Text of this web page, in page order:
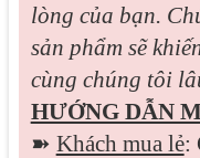
lòng của bạn.
sản phẩm sẽ
cùng chúng tôi
HƯỚNG DẪN
➽ Khách mua lẻ: